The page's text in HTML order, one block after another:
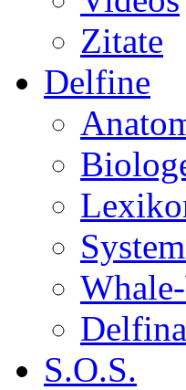
Zitate
Delfine
S.O.S.